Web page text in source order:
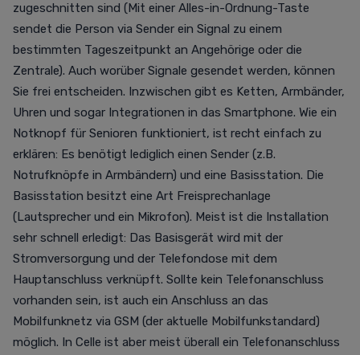
zugeschnitten sind (Mit einer Alles-in-Ordnung-Taste
sendet die Person via Sender ein Signal zu einem
bestimmten Tageszeitpunkt an Angehörige oder die
Zentrale). Auch worüber Signale gesendet werden, können
Sie frei entscheiden. Inzwischen gibt es Ketten, Armbänder,
Uhren und sogar Integrationen in das Smartphone. Wie ein
Notknopf für Senioren funktioniert, ist recht einfach zu
erklären: Es benötigt lediglich einen Sender (z.B.
Notrufknöpfe in Armbändern) und eine Basisstation. Die
Basisstation besitzt eine Art Freisprechanlage
(Lautsprecher und ein Mikrofon). Meist ist die Installation
sehr schnell erledigt: Das Basisgerät wird mit der
Stromversorgung und der Telefondose mit dem
Hauptanschluss verknüpft. Sollte kein Telefonanschluss
vorhanden sein, ist auch ein Anschluss an das
Mobilfunknetz via GSM (der aktuelle Mobilfunkstandard)
möglich. In Celle ist aber meist überall ein Telefonanschluss